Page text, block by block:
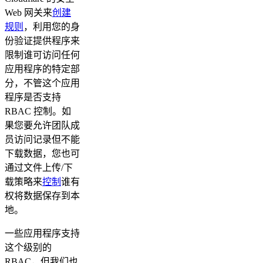
Web 网关来创建
规则 ，利用您的身
份验证提供程序来
限制谁可访问任何
应用程序的特定部
分，不管这个应用
程序是否支持
RBAC 控制。如
果您要允许团队成
员访问记录但不能
下载数据，您也可
通过文件上传/下
载策略来控制 谁有
权将数据保存到本
地。
一些应用程序支持
这个级别的